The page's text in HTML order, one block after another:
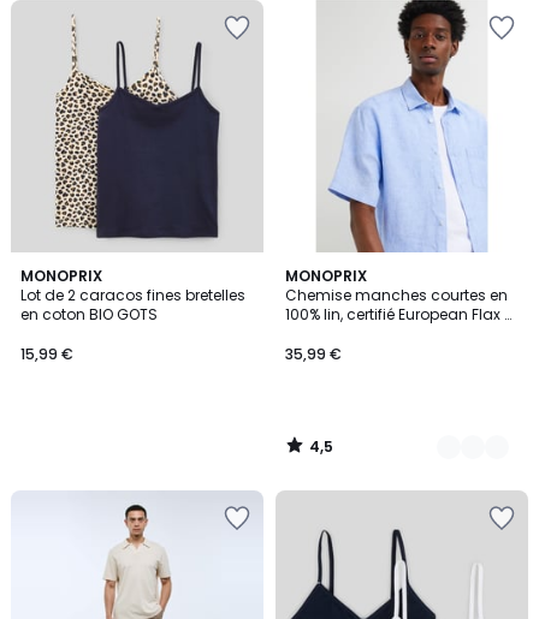
MONOPRIX
Lot de 2 caracos fines bretelles
en coton BIO GOTS
15,99 €
MONOPRIX
Chemise manches courtes en
100% lin, certifié European Flax et
35,99 €
4,5
/ 5
5
Couleurs
4,5
/